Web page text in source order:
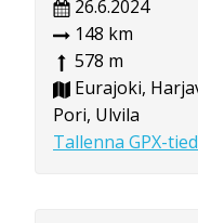
26.6.2024
148 km
578 m
Eurajoki,
Pori, Ulvila
Tallenna GPX-